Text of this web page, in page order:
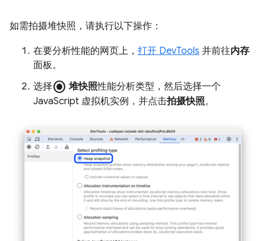
如需拍摄堆快照，请执行以下操作：
在要分析性能的网页上， 打开 DevTools 并前往内存
面板。
选择radio_button_checked 堆快照性能分析类型，然后选择一个
JavaScript 虚拟机实例，并点击拍摄快照。